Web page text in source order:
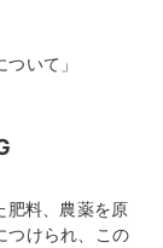
いて」
肥料、農薬を原
つけられ、この